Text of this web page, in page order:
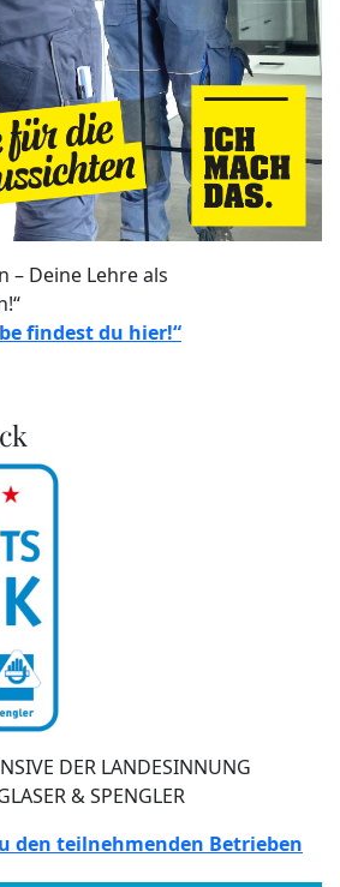
– Deine Lehre als
findest du hier!“
DER LANDESINNUNG
& SPENGLER
den teilnehmenden Betrieben